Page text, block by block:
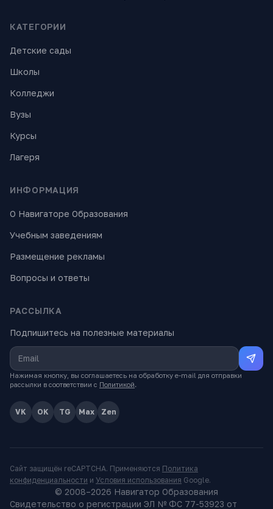
КАТЕГОРИИ
Детские сады
Школы
Колледжи
Вузы
Курсы
Лагеря
ИНФОРМАЦИЯ
О Навигаторе Образования
Учебным заведениям
Размещение рекламы
Вопросы и ответы
РАССЫЛКА
Подпишитесь на полезные материалы
Нажимая кнопку, вы соглашаетесь на обработку e-mail для отправки
рассылки в соответствии с Политикой.
VK OK TG Max Zen
Сайт защищён reCAPTCHA. Применяются Политика
конфиденциальности и Условия использования Google.
© 2008–2026 Навигатор Образования
Свидетельство о регистрации ЭЛ № ФС 77-53923 от